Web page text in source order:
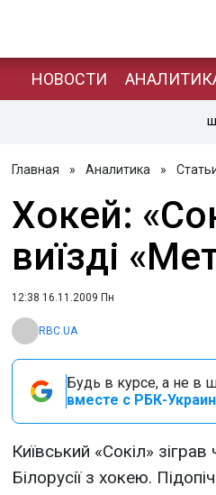
НОВОСТИ
Главная » Аналитика »
Хокей:
виїзді
12:38 16.11.2009 Пн
RBC.UA
Будь в курсе, а не в
вместе с РБК-
Київський «Сокіл»
Білорусії з хокею.